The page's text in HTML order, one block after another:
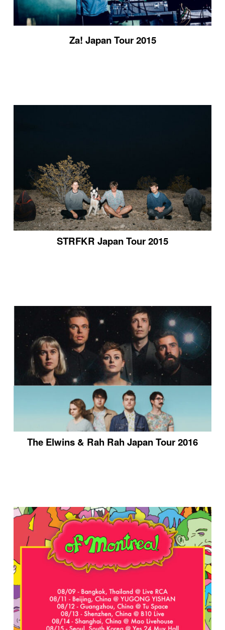
Za! Japan Tour 2015
STRFKR Japan Tour 2015
The Elwins & Rah Rah Japan Tour 2016